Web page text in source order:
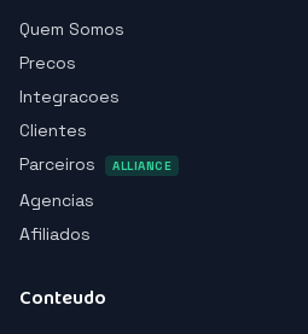
Quem Somos
Precos
Integracoes
Clientes
Parceiros
ALLIANCE
Agencias
Afiliados
Conteudo